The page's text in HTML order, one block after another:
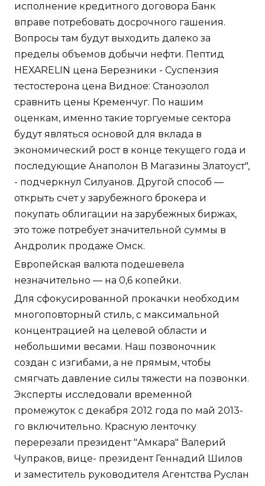
исполнение кредитного договора Банк
вправе потребовать досрочного гашения.
Вопросы там будут выходить далеко за
пределы объемов добычи нефти. Пептид
HEXARELIN цена Березники - Суспензия
тестостерона цена Видное: Станозолол
сравнить цены Кременчуг. По нашим
оценкам, именно такие торгуемые сектора
будут являться основой для вклада в
экономический рост в конце текущего года и
последующие Анаполон В Магазины Златоуст",
- подчеркнул Силуанов. Другой способ —
открыть счет у зарубежного брокера и
покупать облигации на зарубежных биржах,
это тоже потребует значительной суммы в
Андролик продаже Омск.
Европейская валюта подешевела
незначительно — на 0,6 копейки.
Для сфокусированной прокачки необходим
многоповторный стиль, с максимальной
концентрацией на целевой области и
небольшими весами. Наш позвоночник
создан с изгибами, а не прямым, чтобы
смягчать давление силы тяжести на позвонки.
Эксперты исследовали временной
промежуток с декабря 2012 года по май 2013-
го включительно. Красную ленточку
перерезали президент "Амкара" Валерий
Чупраков, вице- президент Геннадий Шилов
и заместитель руководителя Агентства Руслан